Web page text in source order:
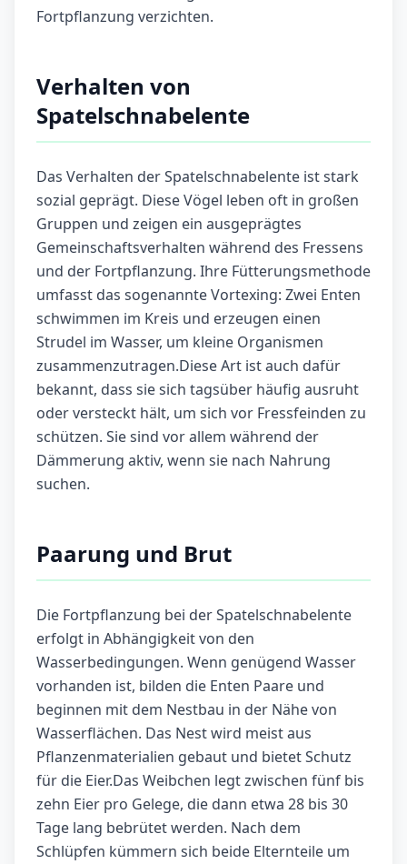
Fortpflanzung verzichten.
Verhalten von
Spatelschnabelente
Das Verhalten der Spatelschnabelente ist stark
sozial geprägt. Diese Vögel leben oft in großen
Gruppen und zeigen ein ausgeprägtes
Gemeinschaftsverhalten während des Fressens
und der Fortpflanzung. Ihre Fütterungsmethode
umfasst das sogenannte Vortexing: Zwei Enten
schwimmen im Kreis und erzeugen einen
Strudel im Wasser, um kleine Organismen
zusammenzutragen.Diese Art ist auch dafür
bekannt, dass sie sich tagsüber häufig ausruht
oder versteckt hält, um sich vor Fressfeinden zu
schützen. Sie sind vor allem während der
Dämmerung aktiv, wenn sie nach Nahrung
suchen.
Paarung und Brut
Die Fortpflanzung bei der Spatelschnabelente
erfolgt in Abhängigkeit von den
Wasserbedingungen. Wenn genügend Wasser
vorhanden ist, bilden die Enten Paare und
beginnen mit dem Nestbau in der Nähe von
Wasserflächen. Das Nest wird meist aus
Pflanzenmaterialien gebaut und bietet Schutz
für die Eier.Das Weibchen legt zwischen fünf bis
zehn Eier pro Gelege, die dann etwa 28 bis 30
Tage lang bebrütet werden. Nach dem
Schlüpfen kümmern sich beide Elternteile um